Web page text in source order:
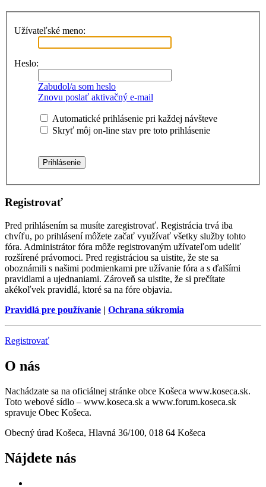
Užívateľské meno:
Heslo:
Zabudol/a som heslo
Znovu poslať aktivačný e-mail
Automatické prihlásenie pri každej návšteve
Skryť môj on-line stav pre toto prihlásenie
Registrovať
Pred prihlásením sa musíte zaregistrovať. Registrácia trvá iba
chvíľu, po prihlásení môžete začať využívať všetky služby tohto
fóra. Administrátor fóra môže registrovaným užívateľom udeliť
rozšírené právomoci. Pred registráciou sa uistite, že ste sa
oboznámili s našimi podmienkami pre užívanie fóra a s ďalšími
pravidlami a ujednaniami. Zároveň sa uistite, že si prečítate
akékoľvek pravidlá, ktoré sa na fóre objavia.
Pravidlá pre používanie | Ochrana súkromia
Registrovať
O nás
Nachádzate sa na oficiálnej stránke obce Košeca www.koseca.sk.
Toto webové sídlo – www.koseca.sk a www.forum.koseca.sk
spravuje Obec Košeca.
Obecný úrad Košeca, Hlavná 36/100, 018 64 Košeca
Nájdete nás